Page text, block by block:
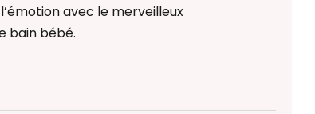
avec le merveilleux
bain bébé.